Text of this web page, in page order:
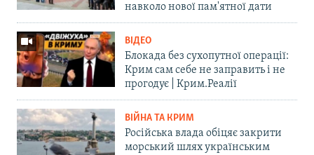
навколо нової пам'ятної дати
ВІДЕО
Блокада без сухопутної операції:
Крим сам себе не заправить і не
прогодує | Крим.Реалії
ВІЙНА ТА КРИМ
Російська влада обіцяє закрити
морський шлях українським